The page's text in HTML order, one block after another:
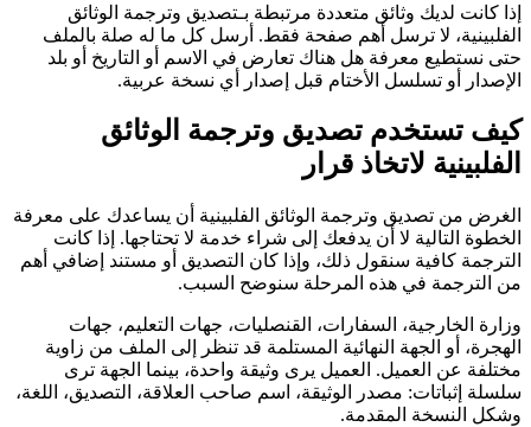
إذا كانت لديك وثائق متعددة مرتبطة بـتصديق وترجمة الوثائق
الفلبينية، لا ترسل أهم صفحة فقط. أرسل كل ما له صلة بالملف
حتى نستطيع معرفة هل هناك تعارض في الاسم أو التاريخ أو بلد
الإصدار أو تسلسل الأختام قبل إصدار أي نسخة عربية.
كيف تستخدم تصديق وترجمة الوثائق
الفلبينية لاتخاذ قرار
الغرض من تصديق وترجمة الوثائق الفلبينية أن يساعدك على معرفة
الخطوة التالية لا أن يدفعك إلى شراء خدمة لا تحتاجها. إذا كانت
الترجمة كافية سنقول ذلك، وإذا كان التصديق أو مستند إضافي أهم
من الترجمة في هذه المرحلة سنوضح السبب.
وزارة الخارجية، السفارات، القنصليات، جهات التعليم، جهات
الهجرة، أو الجهة النهائية المستلمة قد تنظر إلى الملف من زاوية
مختلفة عن العميل. العميل يرى وثيقة واحدة، بينما الجهة ترى
سلسلة إثباتات: مصدر الوثيقة، اسم صاحب العلاقة، التصديق، اللغة،
وشكل النسخة المقدمة.